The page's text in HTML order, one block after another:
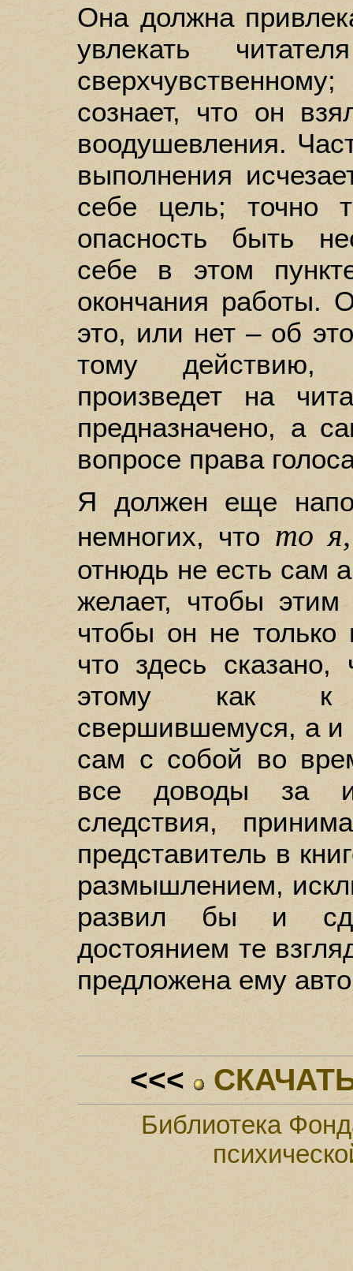
Она должна
увлекать
сознает, что он
воодушевления.
выполнения
себе цель; точно
опасность быть
себе в этом
окончания работы.
это, или нет – об
тому действию,
произведет на
предназначено, а
вопросе права
Я должен еще
немногих, чтото я,
отнюдь не есть сам
желает, чтобы этим
чтобы он не только
что здесь
этому как к
свершившемуся, а и
сам с собой во
все доводы за
следствия,
представитель в
размышлением,
развил бы и
достоянием те
предложена ему
<<<
Библиотека